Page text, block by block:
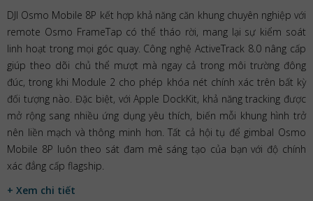
DJI Osmo Mobile 8P kết hợp khả năng căn khung chuyên nghiệp với
remote Osmo FrameTap có thể tháo rời, mang lại sự kiểm soát
linh hoạt trong mọi góc quay. Công nghệ ActiveTrack 8.0 nâng cấp
giúp theo dõi chủ thể mượt mà ngay cả trong môi trường đông
đúc, trong khi Module 2 cho phép khóa nét chính xác trên bất kỳ
đối tượng nào. Đặc biệt, với Apple DockKit, khả năng tracking được
mở rộng sang nhiều ứng dụng yêu thích, biến mỗi khung hình trở
nên liền mạch và thông minh hơn. Tất cả hội tụ để gimbal Osmo
Mobile 8P luôn theo sát đam mê sáng tạo của bạn với độ chính
xác đẳng cấp flagship.
+ Xem chi tiết